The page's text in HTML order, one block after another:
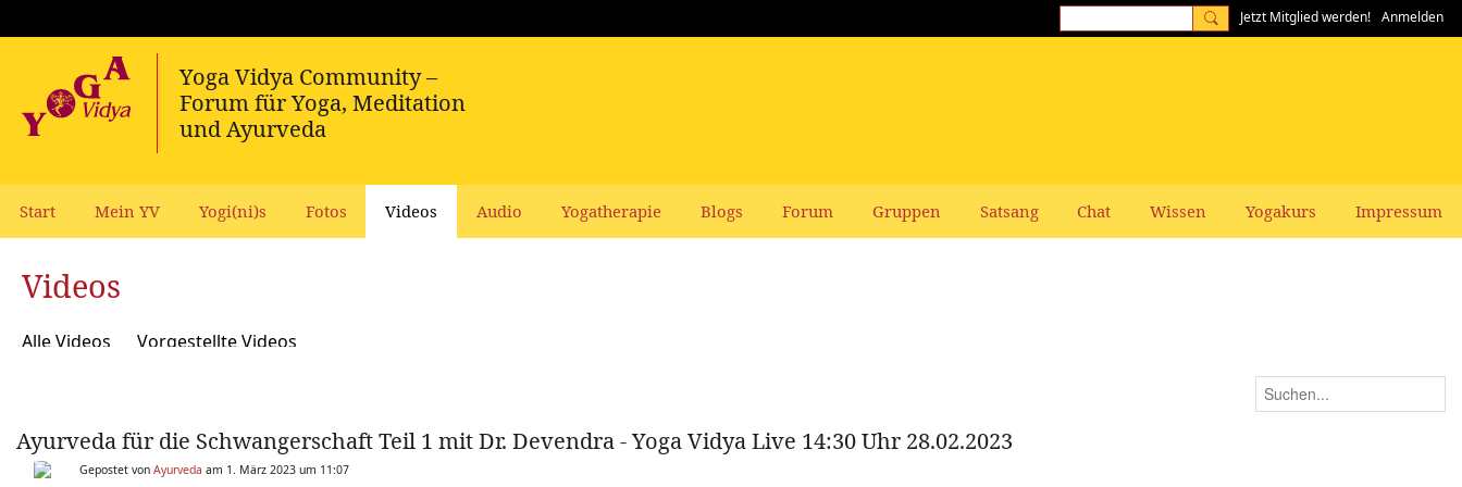
Jetzt Mitglied werden! Anmelden
Start Mein YV Yogi(ni)s Fotos Videos Audio Yogatherapie Blogs Forum Gruppen Satsang Chat Wissen Yogakurs Impressum
Videos
Alle Videos Vorgestellte Videos
Ayurveda für die Schwangerschaft Teil 1 mit Dr. Devendra - Yoga Vidya Live 14:30 Uhr 28.02.2023
Gepostet von Ayurveda am 1. März 2023 um 11:07